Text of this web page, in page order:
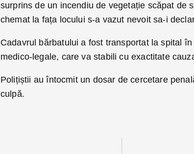
surprins de un incendiu de vegetație scăpat de
chemat la fața locului s-a vazut nevoit sa-i
Cadavrul bărbatului a fost transportat la spital
medico-legale, care va stabili cu exactitate
Polițiștii au întocmit un dosar de cercetare
culpă.